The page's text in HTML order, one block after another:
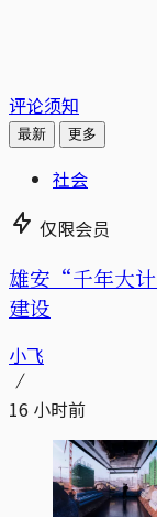
评论须知
最新 更多
社会
仅限会员
雄安“千年大
建设
小飞
16 小时前